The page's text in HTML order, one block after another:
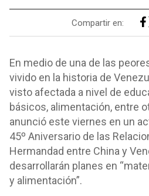
Compartir en:
En medio de una de las
vivido en la historia de
visto afectada a nivel de
básicos, alimentación, entre
anunció este viernes en un
45º Aniversario de las
Hermandad entre China y
desarrollarán planes en
y alimentación”.